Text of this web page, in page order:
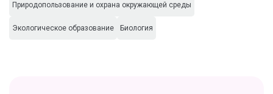
Природопользование и охрана окружающей среды
Экологическое образование Биология